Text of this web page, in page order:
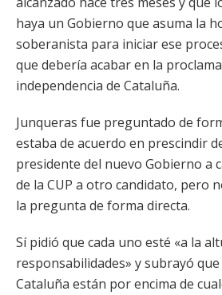
haya un Gobierno que asuma la
soberanista para iniciar ese
que debería acabar en la
independencia de Cataluña.
Junqueras fue preguntado de
estaba de acuerdo en prescindir
presidente del nuevo Gobierno a
de la CUP a otro candidato, pero
la pregunta de forma directa.
Sí pidió que cada uno esté «a la
responsabilidades» y subrayó
Cataluña están por encima de